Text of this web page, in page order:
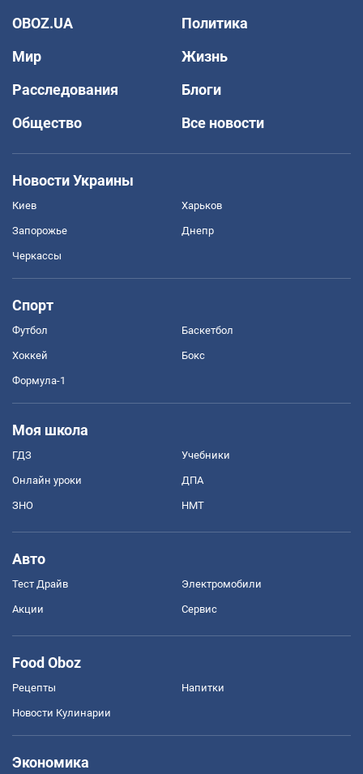
OBOZ.UA
Политика
Мир
Жизнь
Расследования
Блоги
Общество
Все новости
Новости Украины
Киев Харьков
Запорожье Днепр
Черкассы
Спорт
Футбол Баскетбол
Хоккей Бокс
Формула-1
Моя школа
ГДЗ Учебники
Онлайн уроки ДПА
ЗНО НМТ
Авто
Тест Драйв Электромобили
Акции Сервис
Food Oboz
Рецепты Напитки
Новости Кулинарии
Экономика